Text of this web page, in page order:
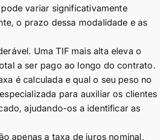
variar significativamente
o prazo dessa modalidade e as
Uma TIF mais alta eleva o
a ser pago ao longo do contrato.
é calculada e qual o seu peso no
para auxiliar os clientes
ajudando-os a identificar as
apenas a taxa de juros nominal,